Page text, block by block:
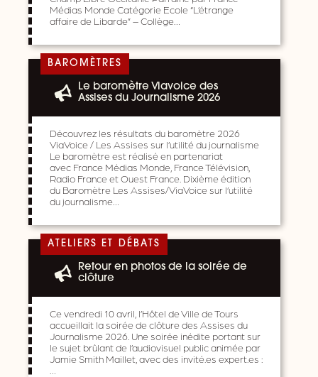
Médias Monde Catégorie Ecole “L’étrange
affaire de Libarde” – Collège…
BAROMÈTRES
Le baromètre Viavoice des
Assises du Journalisme 2026
Découvrez les résultats du baromètre 2026
ViaVoice / Les Assises sur l’utilité du journalisme
Le baromètre est réalisé en partenariat
avec France Médias Monde, France Télévision,
Radio France et Ouest France. Dixième édition
du Baromètre Les Assises/ViaVoice sur l’utilité
du journalisme…
ATELIERS ET DÉBATS
Retour en photos de la soirée de
clôture
Ce vendredi 10 avril, l’Hôtel de Ville de Tours
accueillait la soirée de clôture des Assises du
Journalisme 2026. Une soirée inédite portant sur
le sujet brûlant de l’audiovisuel public animée par
Jamie Smith Maillet, avec des invité.es expert.es :